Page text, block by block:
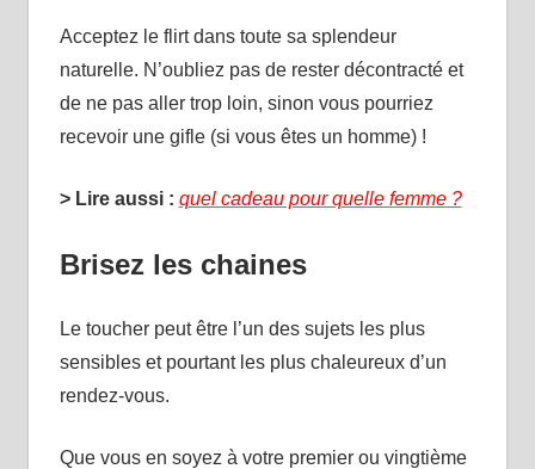
Acceptez le flirt dans toute sa splendeur
naturelle. N’oubliez pas de rester décontracté et
de ne pas aller trop loin, sinon vous pourriez
recevoir une gifle (si vous êtes un homme) !
> Lire aussi : quel cadeau pour quelle femme ?
Brisez les chaines
Le toucher peut être l’un des sujets les plus
sensibles et pourtant les plus chaleureux d’un
rendez-vous.
Que vous en soyez à votre premier ou vingtième